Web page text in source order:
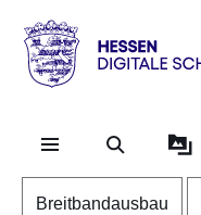
Hessen
Digitale
Breitbandausbau